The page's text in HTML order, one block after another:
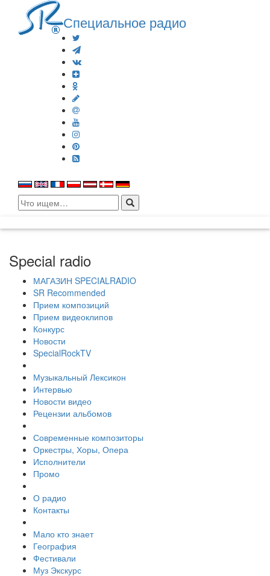
Специальное радио
Search
for:
Special radio
МАГАЗИН SPECIALRADIO
SR Recommended
Прием композиций
Прием видеоклипов
Конкурс
Новости
SpecialRockTV
Музыкальный Лексикон
Интервью
Новости видео
Рецензии альбомов
Современные композиторы
Оркестры, Хоры, Опера
Исполнители
Промо
О радио
Контакты
Мало кто знает
География
Фестивали
Муз Экскурс